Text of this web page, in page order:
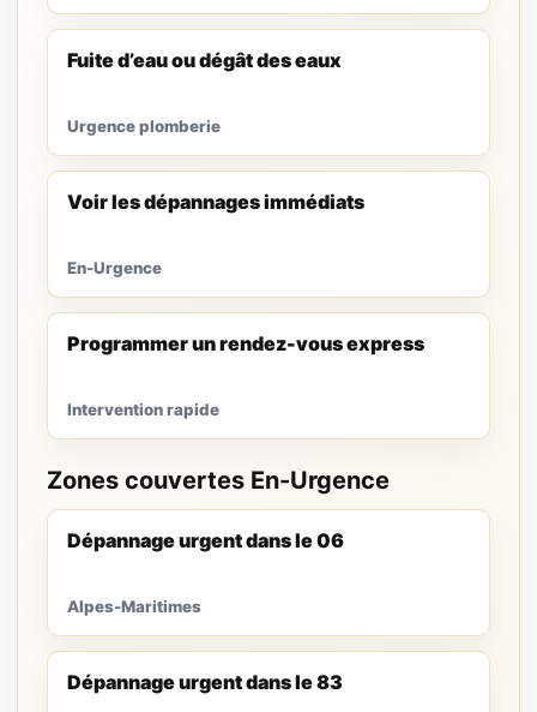
Fuite d’eau ou dégât des eaux
Urgence plomberie
Voir les dépannages immédiats
En-Urgence
Programmer un rendez-vous express
Intervention rapide
Zones couvertes En-Urgence
Dépannage urgent dans le 06
Alpes-Maritimes
Dépannage urgent dans le 83